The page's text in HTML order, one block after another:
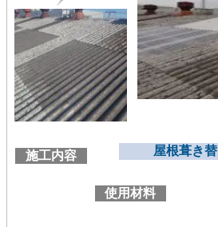
施工内容 屋根葺き
使用材料